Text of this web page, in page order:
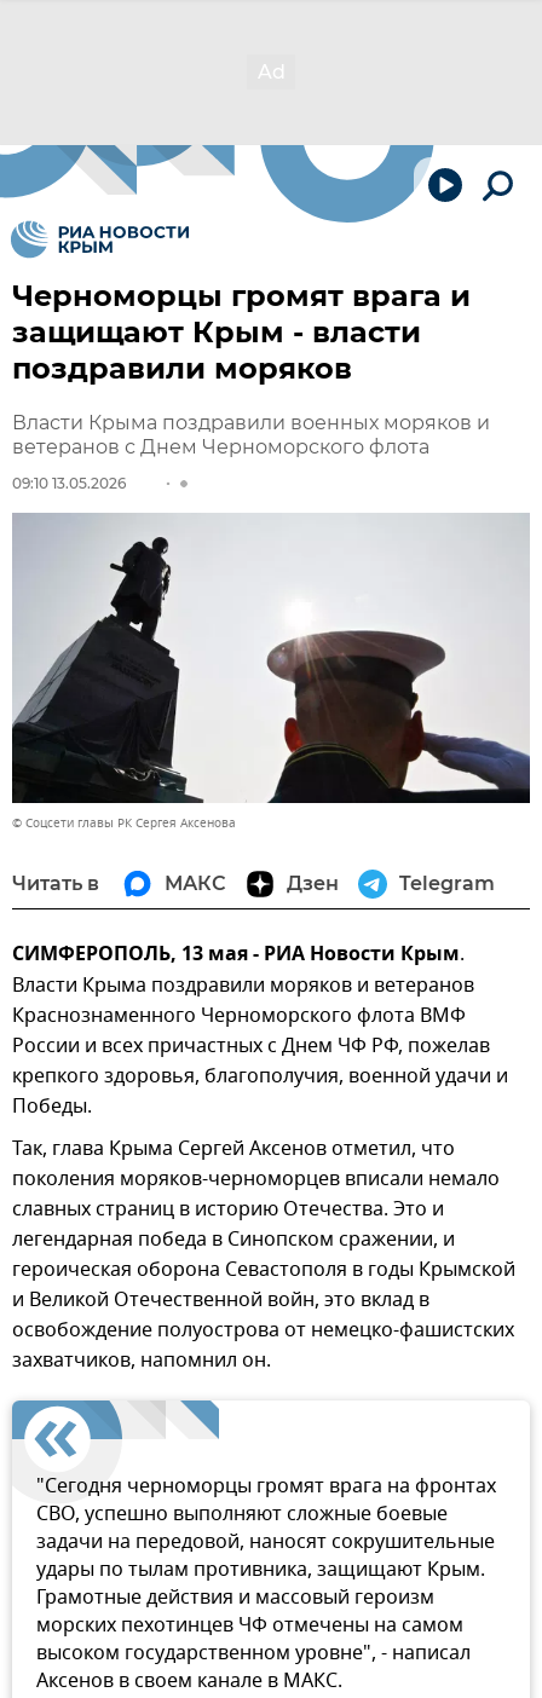
Черноморцы громят врага и
защищают Крым - власти
поздравили моряков
Власти Крыма поздравили военных моряков и
ветеранов с Днем Черноморского флота
09:10 13.05.2026
© Соцсети главы РК Сергея Аксенова
Читать в МАКС Дзен Telegram
СИМФЕРОПОЛЬ, 13 мая - РИА Новости Крым.
Власти Крыма поздравили моряков и ветеранов
Краснознаменного Черноморского флота ВМФ
России и всех причастных с Днем ЧФ РФ, пожелав
крепкого здоровья, благополучия, военной удачи и
Победы.
Так, глава Крыма Сергей Аксенов отметил, что
поколения моряков-черноморцев вписали немало
славных страниц в историю Отечества. Это и
легендарная победа в Синопском сражении, и
героическая оборона Севастополя в годы Крымской
и Великой Отечественной войн, это вклад в
освобождение полуострова от немецко-фашистских
захватчиков, напомнил он.
"Сегодня черноморцы громят врага на фронтах
СВО, успешно выполняют сложные боевые
задачи на передовой, наносят сокрушительные
удары по тылам противника, защищают Крым.
Грамотные действия и массовый героизм
морских пехотинцев ЧФ отмечены на самом
высоком государственном уровне", - написал
Аксенов в своем канале в МАКС.